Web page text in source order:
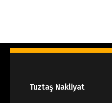
Tuztaş Nakliyat